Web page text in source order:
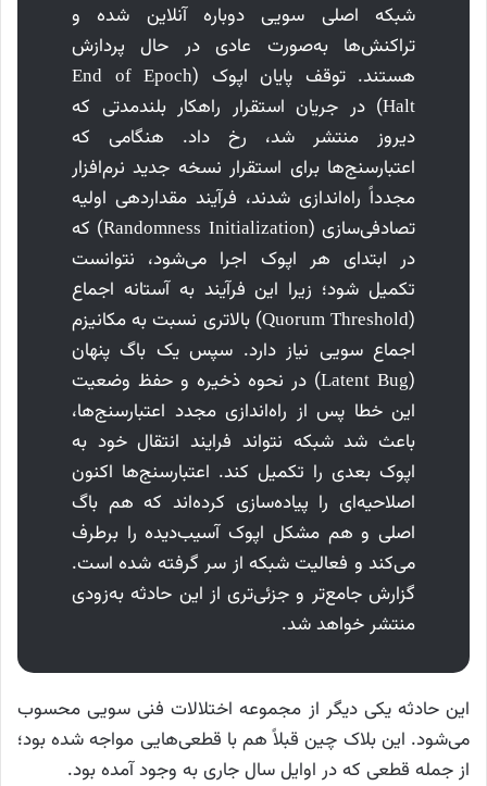
شبکه اصلی سویی دوباره آنلاین شده و
تراکنش‌ها به‌صورت عادی در حال پردازش
هستند. توقف پایان اپوک (End of Epoch
Halt) در جریان استقرار راهکار بلندمدتی که
دیروز منتشر شد، رخ داد. هنگامی که
اعتبارسنج‌ها برای استقرار نسخه جدید نرم‌افزار
مجدداً راه‌اندازی شدند، فرآیند مقداردهی اولیه
تصادفی‌سازی (Randomness Initialization) که
در ابتدای هر اپوک اجرا می‌شود، نتوانست
تکمیل شود؛ زیرا این فرآیند به آستانه اجماع
(Quorum Threshold) بالاتری نسبت به مکانیزم
اجماع سویی نیاز دارد. سپس یک باگ پنهان
(Latent Bug) در نحوه ذخیره و حفظ وضعیت
این خطا پس از راه‌اندازی مجدد اعتبارسنج‌ها،
باعث شد شبکه نتواند فرایند انتقال خود به
اپوک بعدی را تکمیل کند. اعتبارسنج‌ها اکنون
اصلاحیه‌ای را پیاده‌سازی کرده‌اند که هم باگ
اصلی و هم مشکل اپوک آسیب‌دیده را برطرف
می‌کند و فعالیت شبکه از سر گرفته شده است.
گزارش جامع‌تر و جزئی‌تری از این حادثه به‌زودی
منتشر خواهد شد.
این حادثه یکی دیگر از مجموعه اختلالات فنی سویی محسوب
می‌شود. این بلاک چین قبلاً هم با قطعی‌هایی مواجه شده‌ بود؛
از جمله قطعی که در اوایل سال جاری به وجود آمده‌ بود.